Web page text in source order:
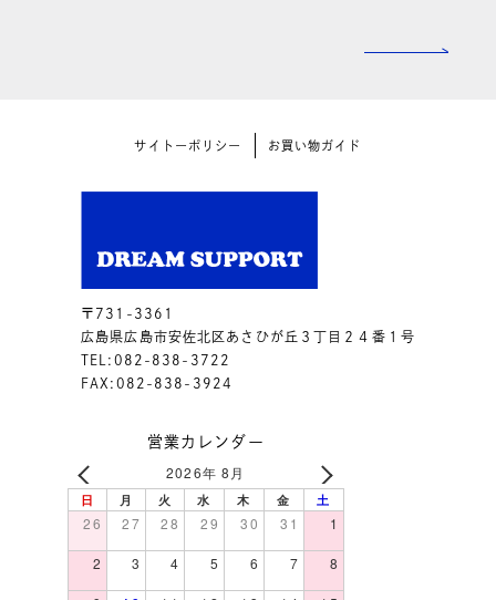
サイトーポリシー お買い物ガイド
〒731-3361
広島県広島市安佐北区あさひが丘３丁目２４番１号
TEL:082-838-3722
FAX:082-838-3924
営業カレンダー
2026年 8月
日 月 火 水 木 金 土
26 27 28 29 30 31 1
2 3 4 5 6 7 8